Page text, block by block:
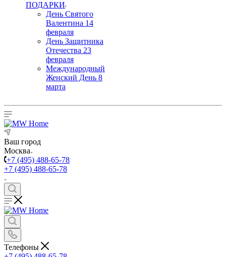
ПОДАРКИ
День Святого
Валентина 14
февраля
День Защитника
Отечества 23
февраля
Международный
Женский День 8
марта
Ваш город
Москва
+7 (495) 488-65-78
+7 (495) 488-65-78
Телефоны